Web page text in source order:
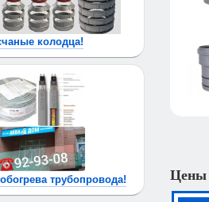
Цены
колодца!
трубопровода!